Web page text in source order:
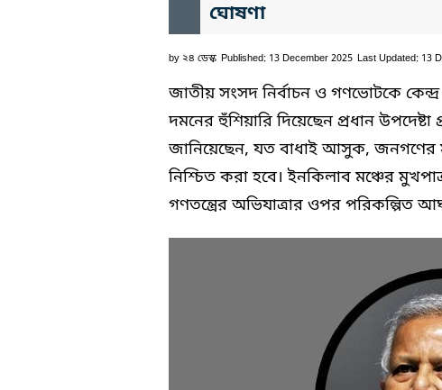
ঘোষণা
by ২৪ ডেস্ক Published: 13 December 2025 Last Updated: 13
জাতীয় সংসদ নির্বাচন ও গণভোটকে
দমনের হুঁশিয়ারি দিয়েছেন প্রধান
জানিয়েছেন, যত বাধাই আসুক, জনগণের
নিশ্চিত করা হবে। ইনকিলাব মঞ্চের
গণতন্ত্রের অভিযাত্রার ওপর পরিকল্পিত